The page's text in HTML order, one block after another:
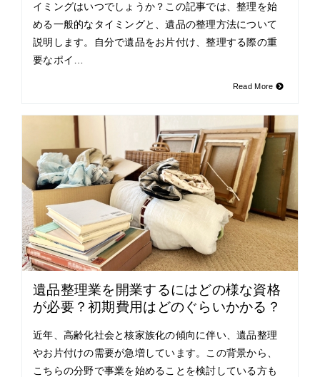
イミングはいつでしょうか？この記事では、整理を始
める一般的なタイミングと、遺品の整理方法について
説明します。自分で遺品をお片付け、整理する際の重
要なポイ…
Read More
遺品整理業を開業するにはどの様な資格
が必要？初期費用はどのぐらいかかる？
近年、高齢化社会と核家族化の傾向に伴い、遺品整理
やお片付けの需要が急増しています。この背景から、
こちらの分野で事業を始めることを検討している方も